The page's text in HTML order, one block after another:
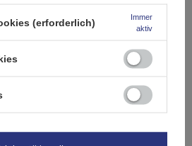
A49 Aluminium-Dachgepäckträger
(erforderlich)
Immer
aktiv